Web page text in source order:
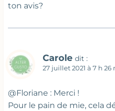
ton avis?
Carole dit :
27 juillet 2021 à 7 h 26
@Floriane : Merci !
Pour le pain de mie, cela